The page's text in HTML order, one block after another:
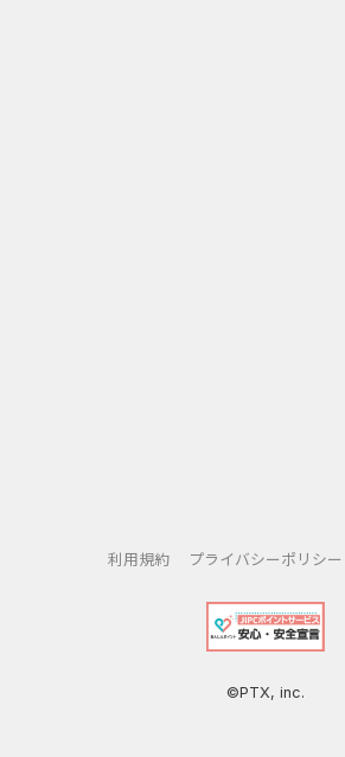
利用規約 プライバシーポリシー
©PTX, inc.